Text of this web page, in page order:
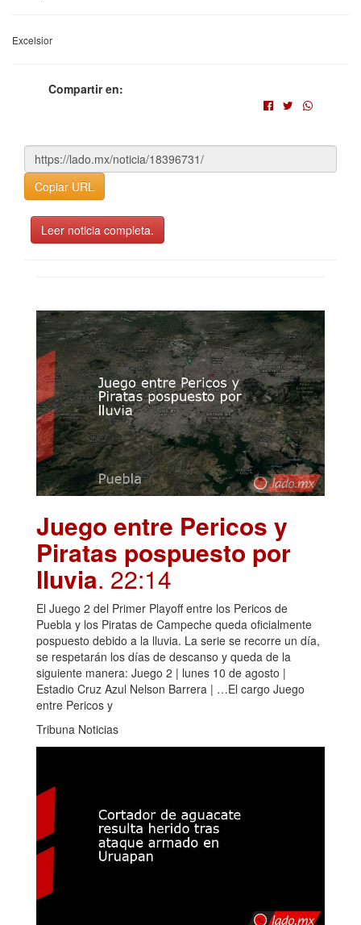
Excelsior
Compartir en:
Copiar URL
Leer noticia completa.
Juego entre Pericos y
Piratas pospuesto por
lluvia. 22:14
El Juego 2 del Primer Playoff entre los Pericos de
Puebla y los Piratas de Campeche queda oficialmente
pospuesto debido a la lluvia. La serie se recorre un día,
se respetarán los días de descanso y queda de la
siguiente manera: Juego 2 | lunes 10 de agosto |
Estadio Cruz Azul Nelson Barrera | …El cargo Juego
entre Pericos y
Tribuna Noticias